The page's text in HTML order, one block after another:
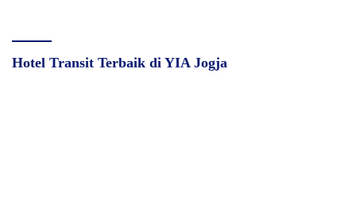
Hotel Transit Terbaik di YIA Jogja